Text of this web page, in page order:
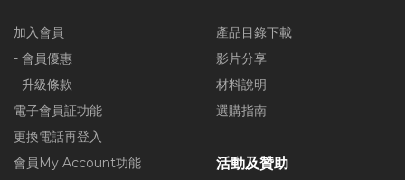
加入會員
- 會員優惠
- 升級條款
電子會員証功能
更換電話再登入
會員My Account功能
產品目錄下載
影片分享
材料說明
選購指南
活動及贊助